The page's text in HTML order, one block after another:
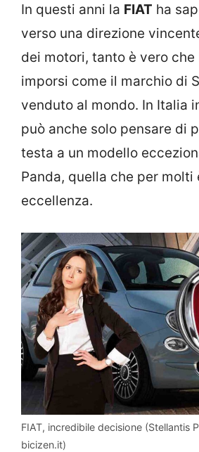
In questi anni la FIAT ha
verso una direzione
dei motori, tanto è vero che
imporsi come il marchio di
venduto al mondo. In Italia
può anche solo pensare di
testa a un modello
Panda, quella che per molti
eccellenza.
FIAT, incredibile decisione (Stellantis
bicizen.it)